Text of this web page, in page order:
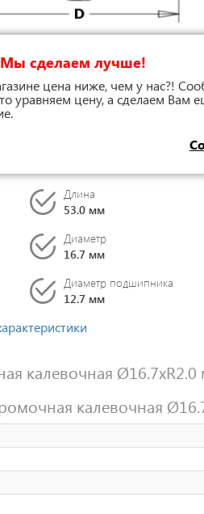
сделаем лучше!
цена ниже, чем у нас?!
уравняем цену, а сделаем Вам
Длина
53.0 мм
Диаметр
16.7 мм
Диаметр подшипника
12.7 мм
калевочная
калевочная